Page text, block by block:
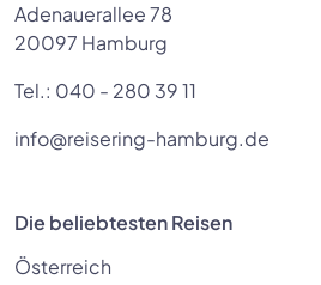
Adenauerallee 78
20097 Hamburg
Tel.: 040 - 280 39 11
info@reisering-hamburg.de
Die beliebtesten Reisen
Österreich